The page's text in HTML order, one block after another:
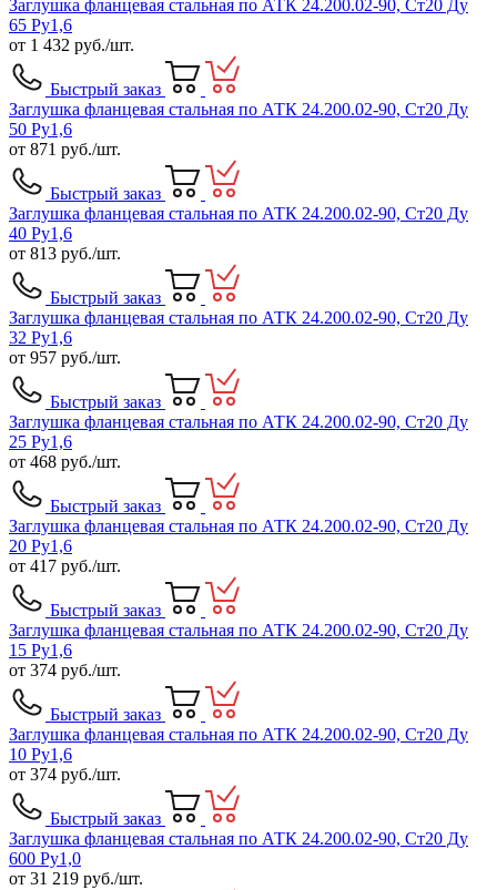
Заглушка фланцевая стальная по АТК 24.200.02-90, Ст20 Ду
65 Ру1,6
от 1 432 руб./шт.
Быстрый заказ
Заглушка фланцевая стальная по АТК 24.200.02-90, Ст20 Ду
50 Ру1,6
от 871 руб./шт.
Быстрый заказ
Заглушка фланцевая стальная по АТК 24.200.02-90, Ст20 Ду
40 Ру1,6
от 813 руб./шт.
Быстрый заказ
Заглушка фланцевая стальная по АТК 24.200.02-90, Ст20 Ду
32 Ру1,6
от 957 руб./шт.
Быстрый заказ
Заглушка фланцевая стальная по АТК 24.200.02-90, Ст20 Ду
25 Ру1,6
от 468 руб./шт.
Быстрый заказ
Заглушка фланцевая стальная по АТК 24.200.02-90, Ст20 Ду
20 Ру1,6
от 417 руб./шт.
Быстрый заказ
Заглушка фланцевая стальная по АТК 24.200.02-90, Ст20 Ду
15 Ру1,6
от 374 руб./шт.
Быстрый заказ
Заглушка фланцевая стальная по АТК 24.200.02-90, Ст20 Ду
10 Ру1,6
от 374 руб./шт.
Быстрый заказ
Заглушка фланцевая стальная по АТК 24.200.02-90, Ст20 Ду
600 Ру1,0
от 31 219 руб./шт.